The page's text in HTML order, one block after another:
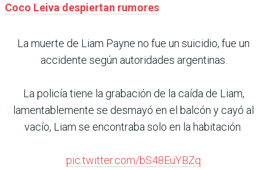
Coco Leiva despiertan rumores
La muerte de Liam Payne no fue un suicidio, fue un
accidente según autoridades argentinas.
La policía tiene la grabación de la caída de Liam,
lamentablemente se desmayó en el balcón y cayó al
vacío, Liam se encontraba solo en la habitación.
pic.twitter.com/bS48EuYBZq